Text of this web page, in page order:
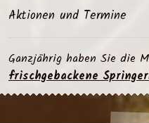
Aktionen und Termine
Ganzjährig haben Sie die
frischgebackene